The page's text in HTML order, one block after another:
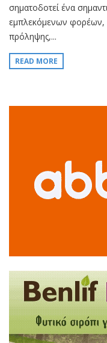
σηματοδοτεί ένα
εμπλεκόμενων φορέων,
πρόληψης,...
READ MORE